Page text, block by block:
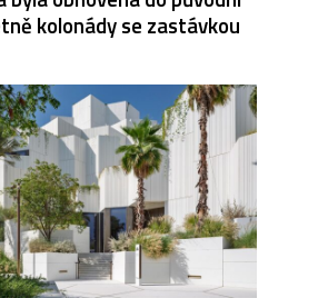
kolonády se zastávkou